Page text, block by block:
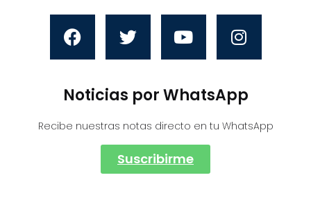
Noticias por WhatsApp
Recibe nuestras notas directo en tu WhatsApp
Suscribirme